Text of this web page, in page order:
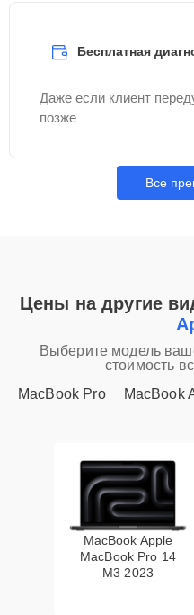
Бесплатная
Даже если клиент
позже
Все
Цены на другие
Выберите модель
стоимость
MacBook Pro
MacBook
MacBook Apple
MacBook Pro 14
M3 2023